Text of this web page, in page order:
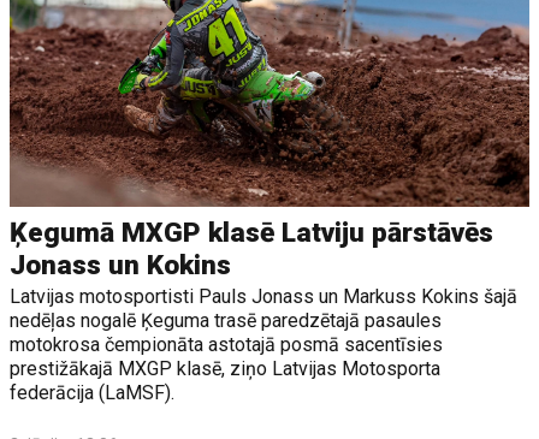
Ķegumā MXGP klasē Latviju pārstāvēs
Jonass un Kokins
Latvijas motosportisti Pauls Jonass un Markuss Kokins šajā
nedēļas nogalē Ķeguma trasē paredzētajā pasaules
motokrosa čempionāta astotajā posmā sacentīsies
prestižākajā MXGP klasē, ziņo Latvijas Motosporta
federācija (LaMSF).